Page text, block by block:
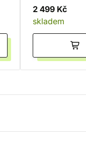
2 499 Kč
skladem